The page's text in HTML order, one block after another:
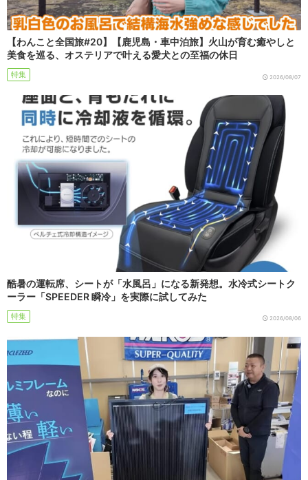
【わんこと全国旅#20】【鹿児島・車中泊旅】火山が育む癒やしと
美食を巡る、オステリアで叶える愛犬との至福の休日
特集 2026/08/07
酷暑の運転席、シートが「水風呂」になる新発想。水冷式シートク
ーラー「SPEEDER 瞬冷」を実際に試してみた
特集 2026/08/06